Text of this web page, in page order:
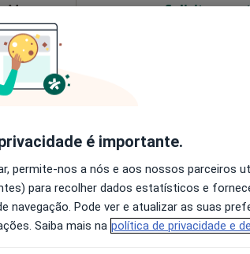
•Mapa
gratuito
Solicite um
•Mapa
O agendamento
Solicite um
é importante.
permite-nos a nós e aos nossos parceiros
para recolher dados estatísticos e
navegação. Pode ver e atualizar as suas
Saiba mais na política de privacidade e